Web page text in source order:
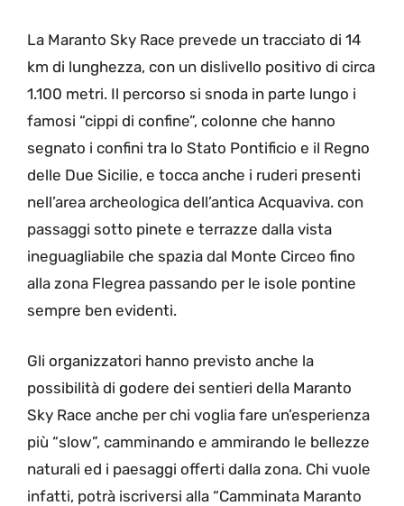
La Maranto Sky Race prevede un tracciato di 14
km di lunghezza, con un dislivello positivo di circa
1.100 metri. Il percorso si snoda in parte lungo i
famosi “cippi di confine”, colonne che hanno
segnato i confini tra lo Stato Pontificio e il Regno
delle Due Sicilie, e tocca anche i ruderi presenti
nell’area archeologica dell’antica Acquaviva. con
passaggi sotto pinete e terrazze dalla vista
ineguagliabile che spazia dal Monte Circeo fino
alla zona Flegrea passando per le isole pontine
sempre ben evidenti.
Gli organizzatori hanno previsto anche la
possibilità di godere dei sentieri della Maranto
Sky Race anche per chi voglia fare un’esperienza
più “slow”, camminando e ammirando le bellezze
naturali ed i paesaggi offerti dalla zona. Chi vuole
infatti, potrà iscriversi alla “Camminata Maranto